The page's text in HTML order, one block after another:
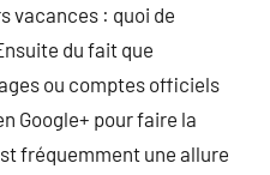
vacances : quoi de
du fait que
ou comptes officiels
Google+ pour faire la
fréquemment une allure